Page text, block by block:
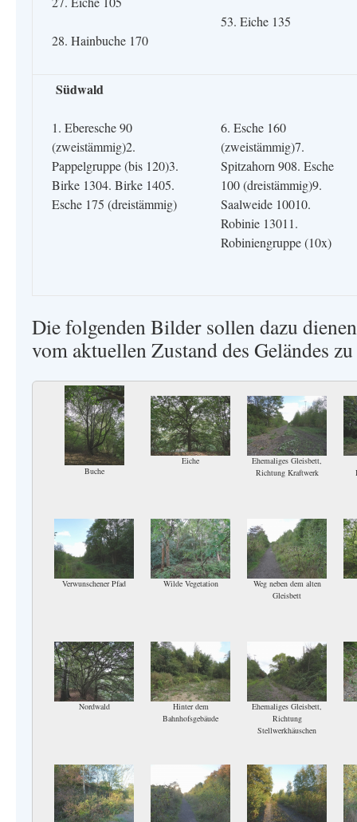
28. Hainbuche 170
53. Eiche 135
Südwald
1. Eberesche 90
(zweistämmig)2.
Pappelgruppe (bis 120)3.
Birke 1304. Birke 1405.
Esche 175 (dreistämmig)
6. Esche 160
(zweistämmig)7.
Spitzahorn 908. Esche
100 (dreistämmig)9.
Saalweide 10010.
Robinie 13011.
Robiniengruppe (10x)
Die folgenden Bilder sollen dazu
vom aktuellen Zustand des Geländes
Buche
Eiche
Ehemaliges Gleisbett,
Richtung Kraftwerk
Verwunschener Pfad Wilde Vegetation
Weg neben dem alten
Gleisbett
Nordwald
Hinter dem
Bahnhofsgebäude
Ehemaliges Gleisbett,
Richtung
Stellwerkhäuschen